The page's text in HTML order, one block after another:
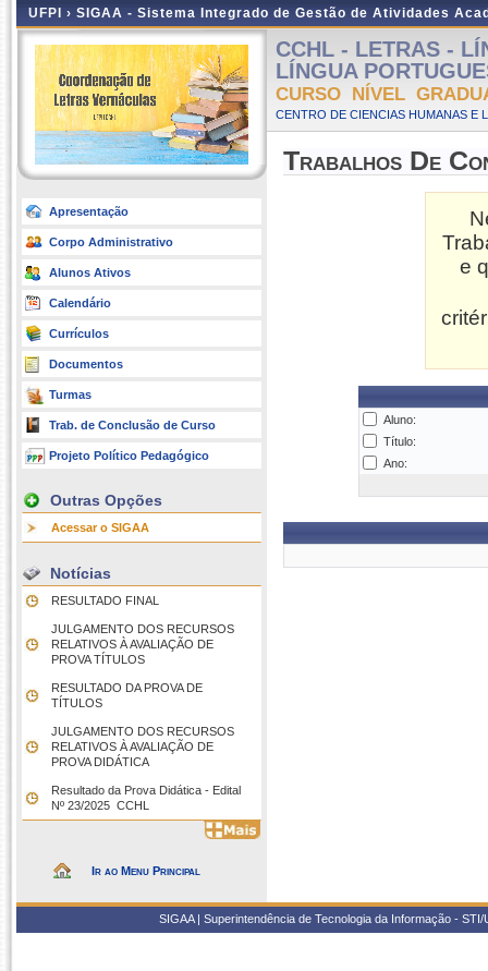
UFPI › SIGAA - Sistema Integrado de Gestão de Atividades
Apresentação
Corpo Administrativo
Alunos Ativos
Calendário
Currículos
Documentos
Turmas
Trab. de Conclusão de Curso
Projeto Político Pedagógico
Outras Opções
Acessar o SIGAA
Notícias
RESULTADO FINAL
JULGAMENTO DOS RECURSOS
RELATIVOS À AVALIAÇÃO DE
PROVA TÍTULOS
RESULTADO DA PROVA DE
TÍTULOS
JULGAMENTO DOS RECURSOS
RELATIVOS À AVALIAÇÃO DE
PROVA DIDÁTICA
Resultado da Prova Didática - Edital
Nº 23/2025  CCHL
Ir ao Menu Principal
CCHL - LETRAS -
LÍNGUA
CURSO NÍVEL
CENTRO DE CIENCIAS HUMANAS E
Trabalhos De
e
Aluno:
Título:
Ano:
SIGAA | Superintendência de Tecnologia da Informação -